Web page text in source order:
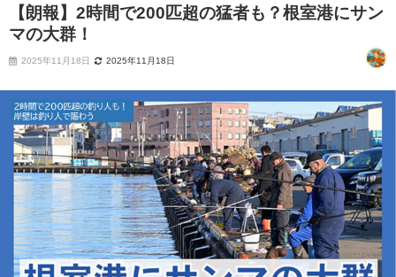
【朗報】2時間で200匹超の猛者も？根室港にサン
マの大群！
2025年11月18日 2025年11月18日